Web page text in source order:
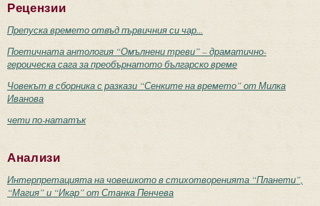
Рецензии
Препуска времето отвъд първичния си чар...
Поетичната антология “Омълнени треви” – драматично-
героическа сага за преобърнатото българско време
Човекът в сборника с разкази “Сенките на времето” от Милка
Иванова
чети по-нататък
Анализи
Интерпретацията на човешкото в стихотворенията “Планети”,
“Магия” и “Икар” от Станка Пенчева